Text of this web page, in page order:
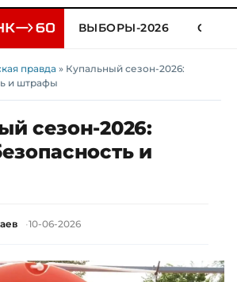
ВЫБОРЫ-2026
правда » Купальный сезон-2026:
и штрафы
сезон-2026:
и
10-06-2026